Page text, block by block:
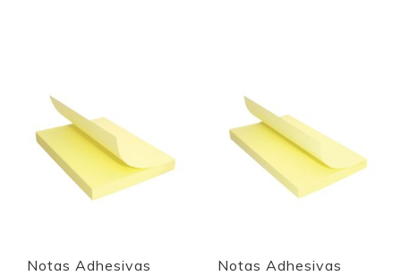
Quickview Quickview
Notas Adhesivas
Notas Adhesivas